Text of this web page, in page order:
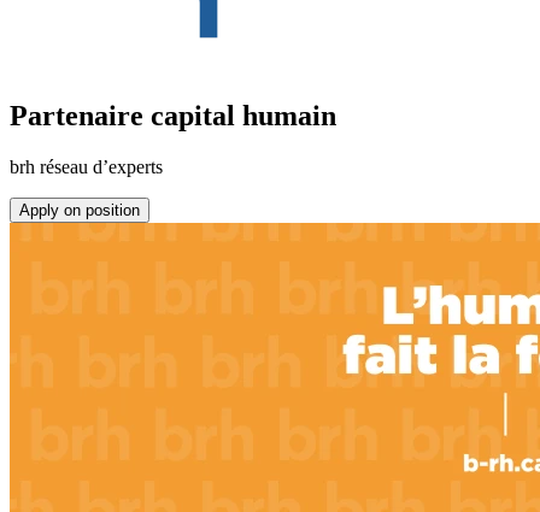
Partenaire capital humain
brh réseau d’experts
Apply on position